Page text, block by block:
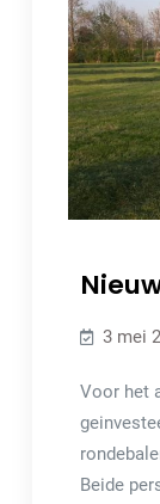
3 mei
Voor het
Beide